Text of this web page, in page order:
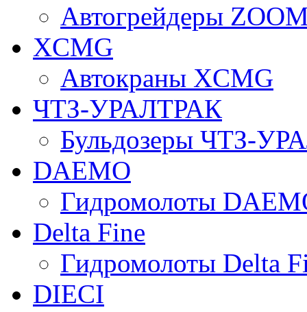
Автогрейдеры
XCMG
Автокраны XCMG
ЧТЗ-УРАЛТРАК
Бульдозеры ЧТЗ-
DAEMO
Гидромолоты
Delta Fine
Гидромолоты Delta
DIECI